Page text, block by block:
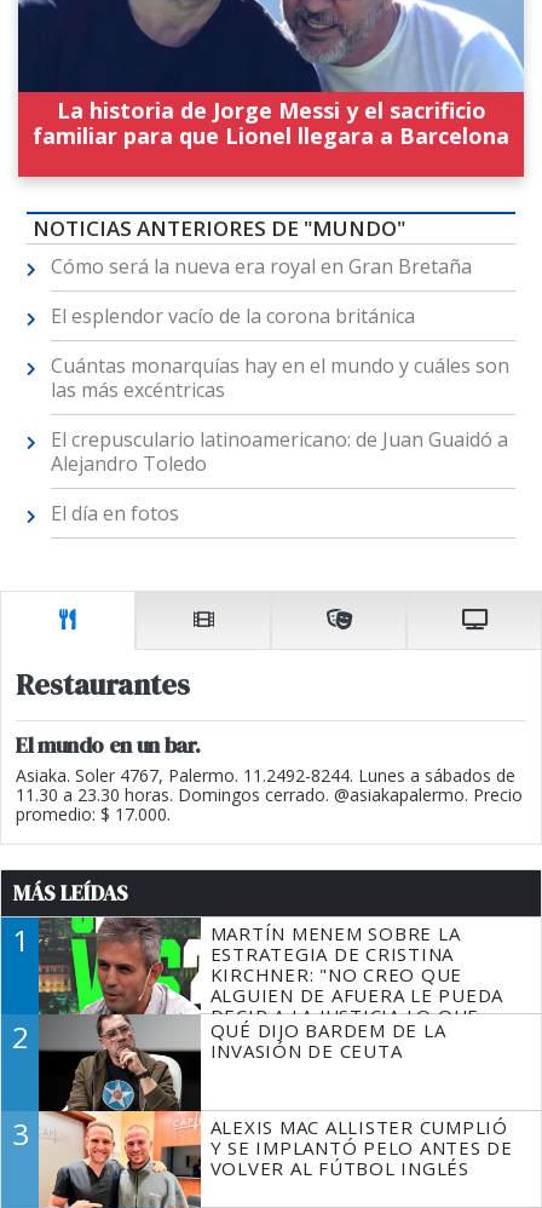
La historia de Jorge Messi y el sacrificio
familiar para que Lionel llegara a Barcelona
NOTICIAS ANTERIORES DE "MUNDO"
Cómo será la nueva era royal en Gran Bretaña
El esplendor vacío de la corona británica
Cuántas monarquías hay en el mundo y cuáles son
las más excéntricas
El crepusculario latinoamericano: de Juan Guaidó a
Alejandro Toledo
El día en fotos
Restaurantes
El mundo en un bar.
Asiaka. Soler 4767, Palermo. 11.2492-8244. Lunes a sábados de
11.30 a 23.30 horas. Domingos cerrado. @asiakapalermo. Precio
promedio: $ 17.000.
MÁS LEÍDAS
1
MARTÍN MENEM SOBRE LA
ESTRATEGIA DE CRISTINA
KIRCHNER: "NO CREO QUE
ALGUIEN DE AFUERA LE PUEDA
DECIR A LA JUSTICIA LO QUE
TIENE QUE HACER"
2
QUÉ DIJO BARDEM DE LA
INVASIÓN DE CEUTA
3
ALEXIS MAC ALLISTER CUMPLIÓ
Y SE IMPLANTÓ PELO ANTES DE
VOLVER AL FÚTBOL INGLÉS